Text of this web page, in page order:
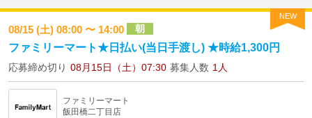
NEW
08/15 (土) 08:00 〜 14:00 朝
ファミリーマート★日払い(当日手渡し) ★時給1,300円
応募締め切り 08月15日（土）07:30 募集人数 1人
ファミリーマート
飯田橋二丁目店